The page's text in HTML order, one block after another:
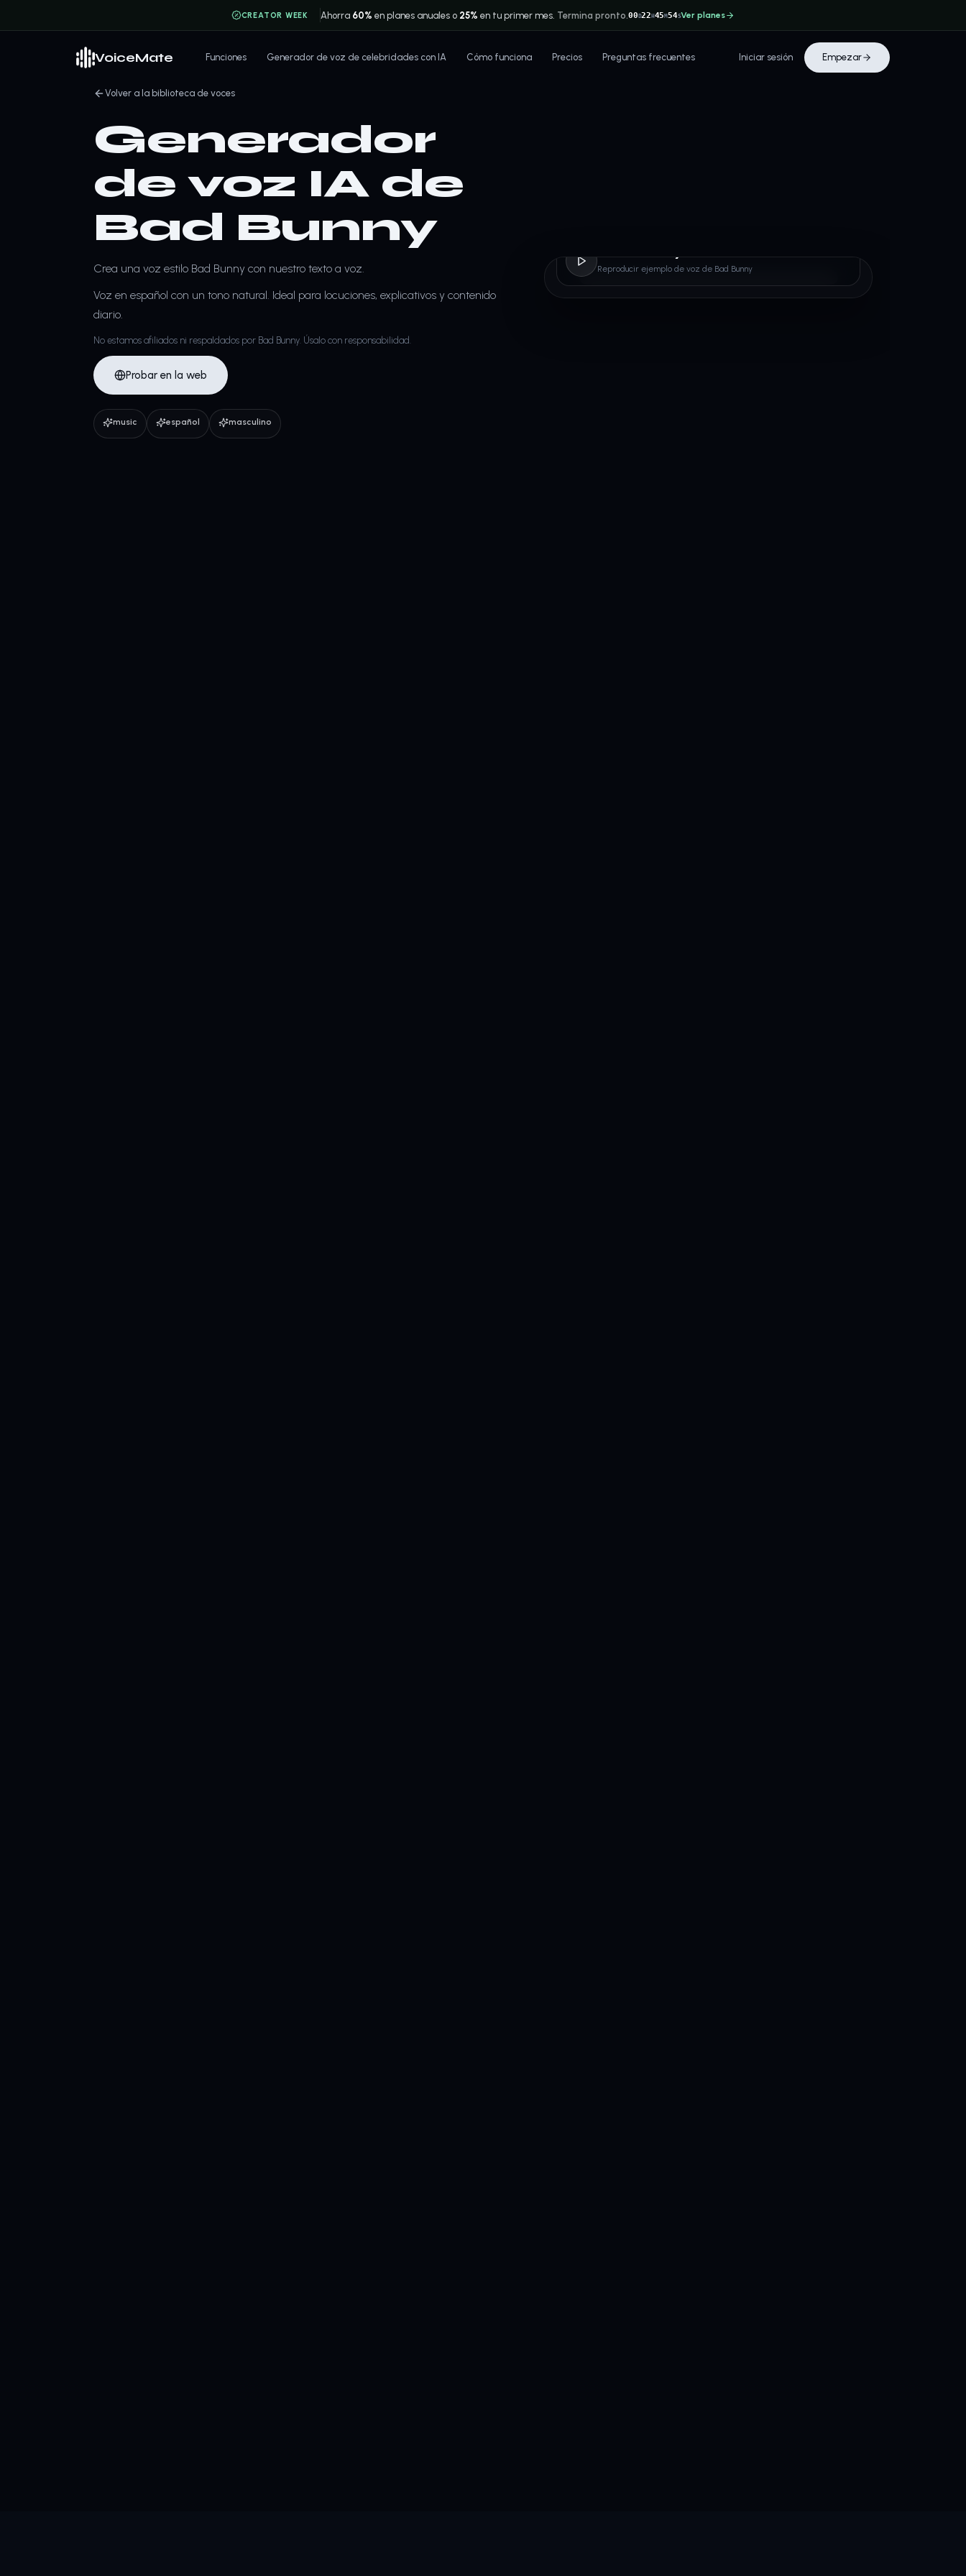
CREATOR WEEK Ahorra 60% en planes anuales o 25% en tu primer mes. Termina pronto.00D22H45M54SVer planes
VoiceMate Funciones Generador de voz de celebridades con IA Cómo funciona Precios Preguntas frecuentes Iniciar sesión Empezar
Volver a la biblioteca de voces
Generador
de voz IA de
Bad Bunny
Crea una voz estilo Bad Bunny con nuestro texto a voz.
Voz en español con un tono natural. Ideal para locuciones, explicativos y contenido
diario.
No estamos afiliados ni respaldados por Bad Bunny. Úsalo con responsabilidad.
Probar en la web
music español masculino
Reproducir ejemplo de voz de Bad Bunny